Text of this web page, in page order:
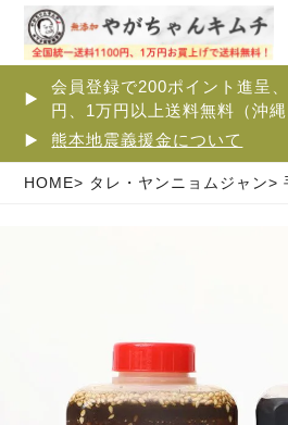
会員登録で200ポイント進呈
円、1万円以上送料無料（沖
熊本地震義援金について
HOME タレ・ヤンニョムジャン